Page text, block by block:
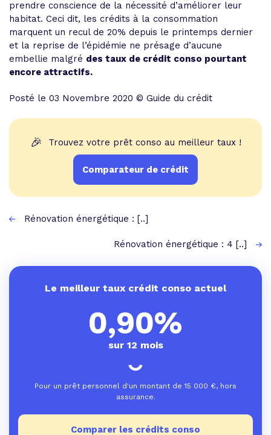
prendre conscience de la nécessité d’améliorer leur
habitat. Ceci dit, les crédits à la consommation
marquent un recul de 20% depuis le printemps dernier
et la reprise de l’épidémie ne présage d’aucune
embellie malgré des taux de crédit conso pourtant
encore attractifs.
Posté le 03 Novembre 2020 © Guide du crédit
🎉 Trouvez votre prêt conso au meilleur taux !
Comparateur de crédit
Rénovation énergétique : [..]
Rénovation énergétique : 4 [..]
Le meilleur taux crédit conso actuel
0,90%
sur 12 mois
Pour un prêt personnel d'un montant de 15 000 €, hors
assurance.
Comparer les crédits conso